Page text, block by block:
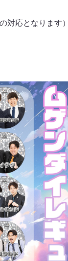
対応となります）